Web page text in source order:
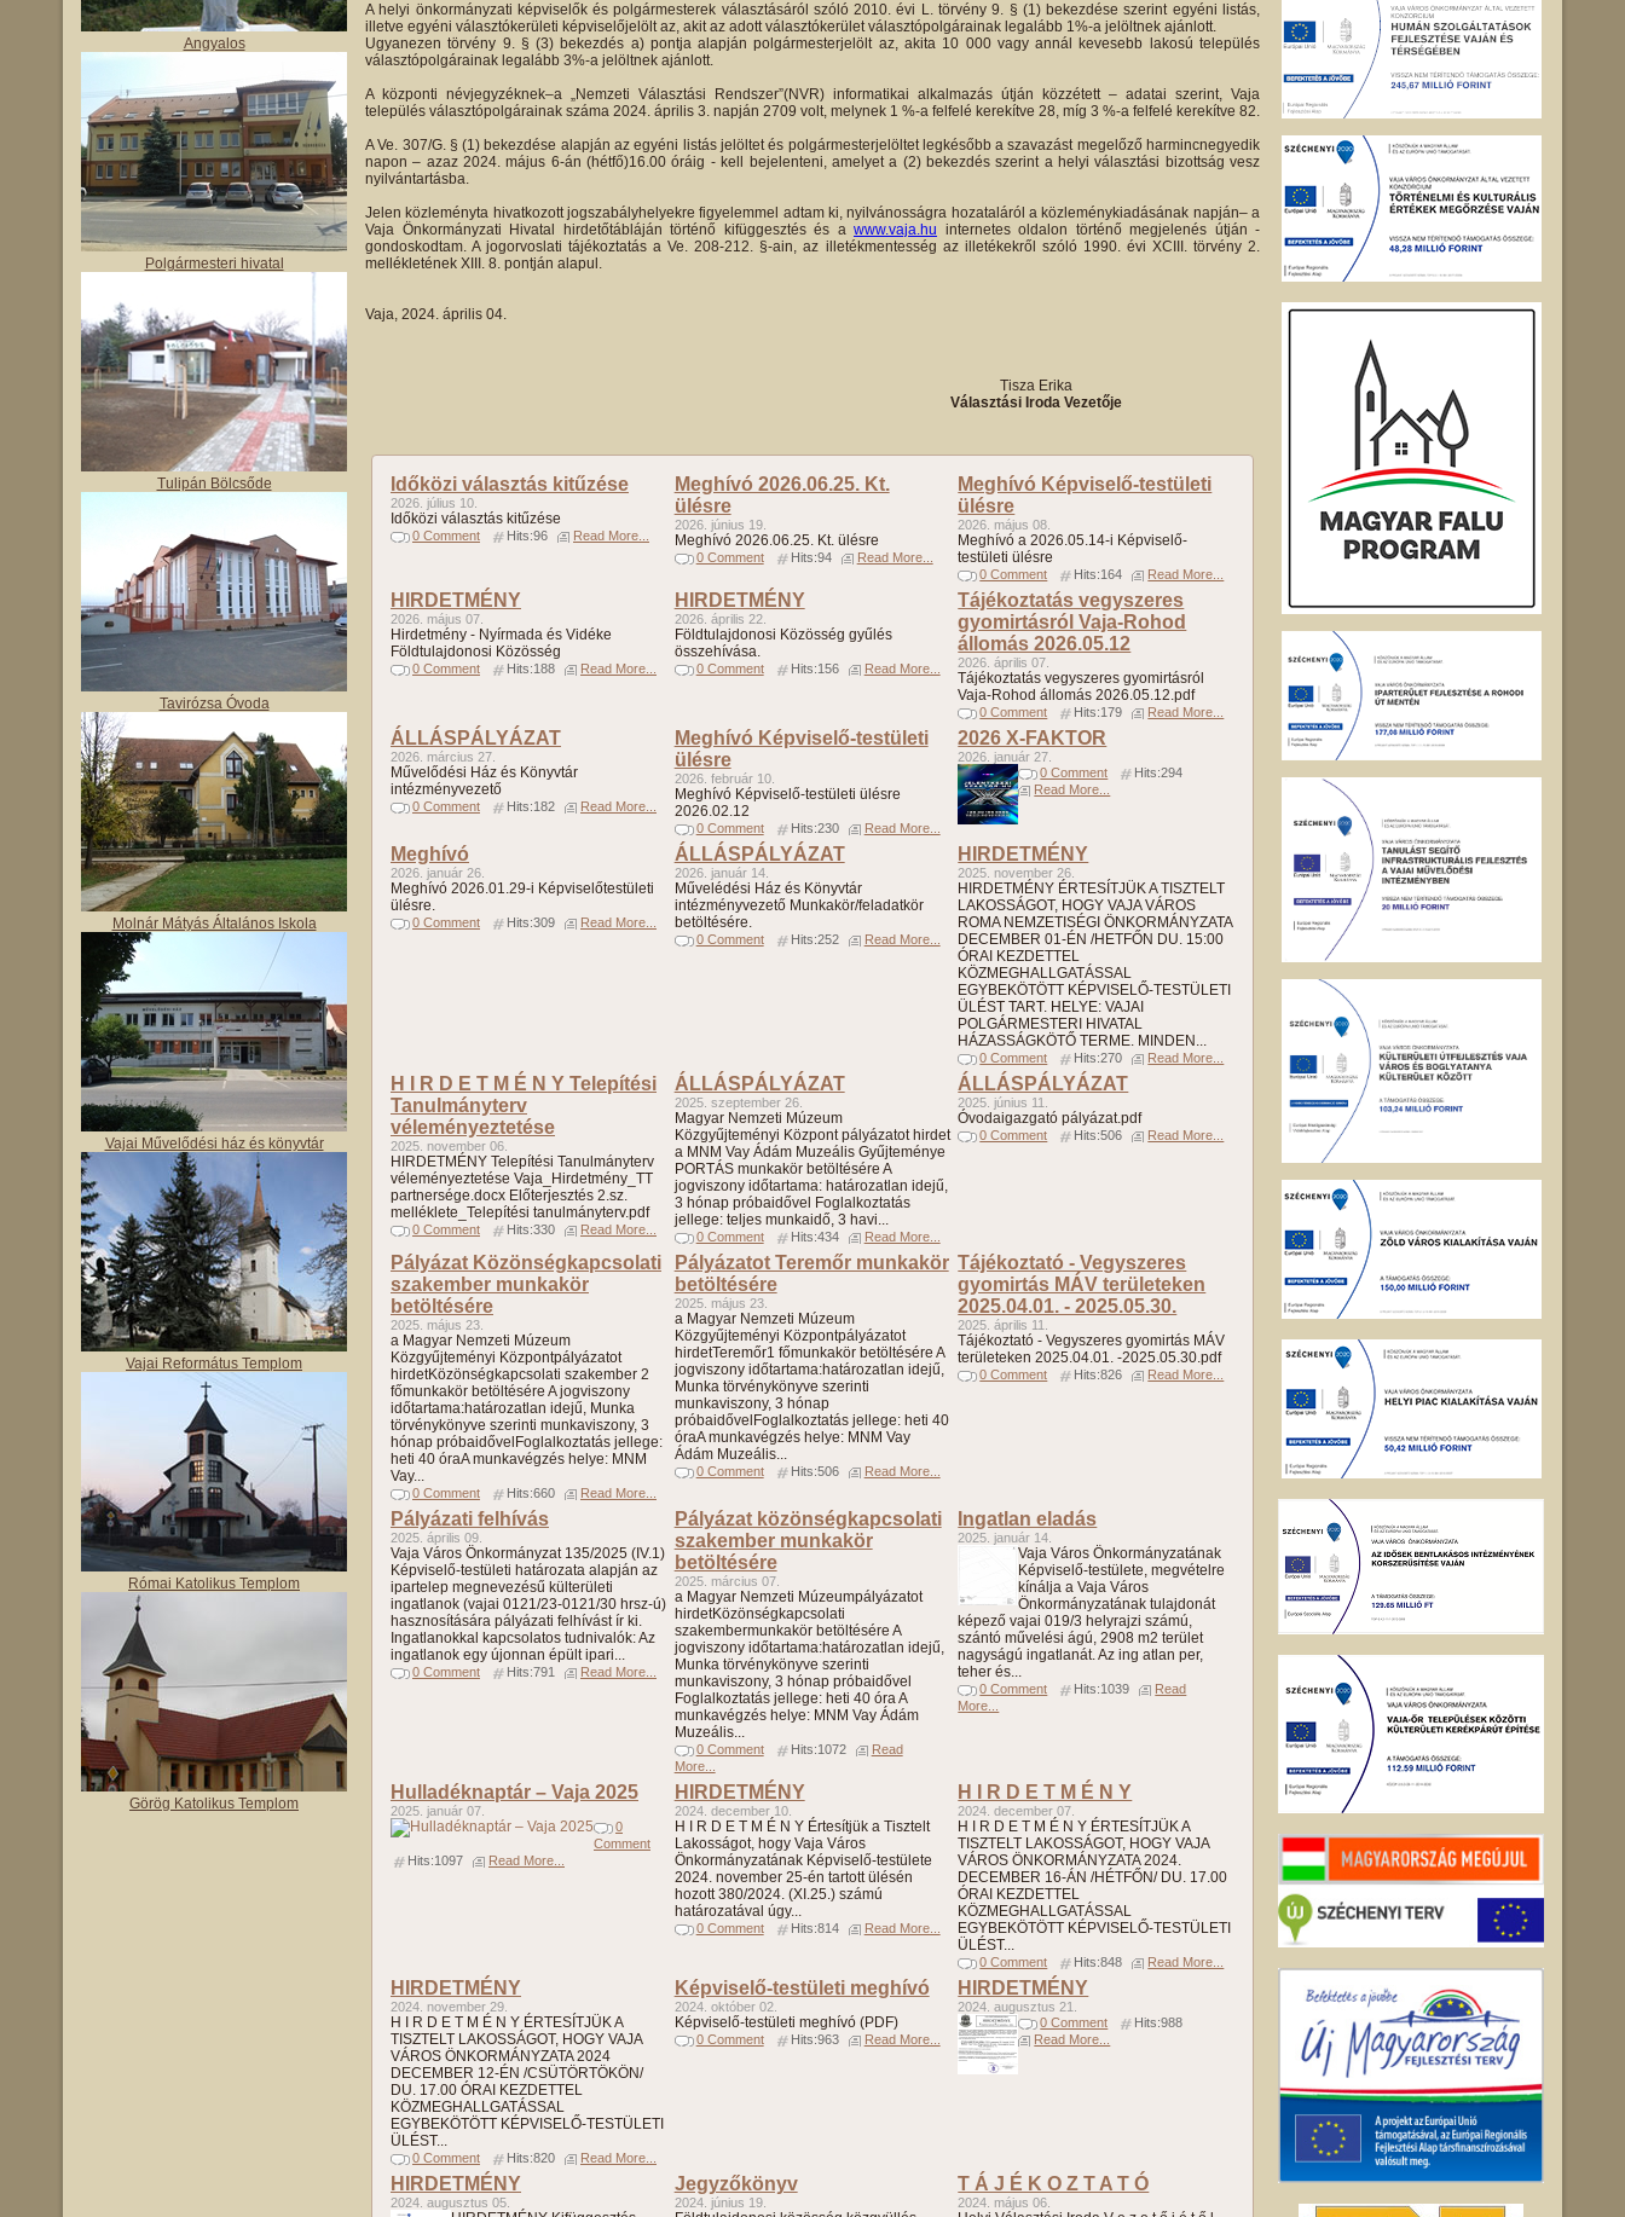
Angyalos
Polgármesteri hivatal
Tulipán Bölcsőde
Tavirózsa Óvoda
Molnár Mátyás Általános Iskola
Vajai Művelődési ház és könyvtár
Vajai Református Templom
Római Katolikus Templom
Görög Katolikus Templom
A helyi önkormányzati képviselők és polgármesterek választásáról szóló 2010. évi L. törvény 9. § (1) bekezdése szerint egyéni listás,
illetve egyéni választókerületi képviselőjelölt az, akit az adott választókerület választópolgárainak legalább 1%-a jelöltnek ajánlott.
Ugyanezen törvény 9. § (3) bekezdés a) pontja alapján polgármesterjelölt az, akita 10 000 vagy annál kevesebb lakosú település
választópolgárainak legalább 3%-a jelöltnek ajánlott.
A központi névjegyzéknek–a „Nemzeti Választási Rendszer”(NVR) informatikai alkalmazás útján közzétett – adatai szerint, Vaja
település választópolgárainak száma 2024. április 3. napján 2709 volt, melynek 1 %-a felfelé kerekítve 28, míg 3 %-a felfelé kerekítve 82.
A Ve. 307/G. § (1) bekezdése alapján az egyéni listás jelöltet és polgármesterjelöltet legkésőbb a szavazást megelőző harmincnegyedik
napon – azaz 2024. május 6-án (hétfő)16.00 óráig - kell bejelenteni, amelyet a (2) bekezdés szerint a helyi választási bizottság vesz
nyilvántartásba.
Jelen közleményta hivatkozott jogszabályhelyekre figyelemmel adtam ki, nyilvánosságra hozataláról a közleménykiadásának napján– a
Vaja Önkormányzati Hivatal hirdetőtábláján történő kifüggesztés és a www.vaja.hu internetes oldalon történő megjelenés útján -
gondoskodtam. A jogorvoslati tájékoztatás a Ve. 208-212. §-ain, az illetékmentesség az illetékekről szóló 1990. évi XCIII. törvény 2.
mellékletének XIII. 8. pontján alapul.
Vaja, 2024. április 04.
Tisza Erika
Választási Iroda Vezetője
Időközi választás kitűzése
2026. július 10.
Időközi választás kitűzése
0 Comment Hits:96 Read More...
Meghívó 2026.06.25. Kt.
ülésre
2026. június 19.
Meghívó 2026.06.25. Kt. ülésre
0 Comment Hits:94 Read More...
Meghívó Képviselő-testületi
ülésre
2026. május 08.
Meghívó a 2026.05.14-i Képviselő-
testületi ülésre
0 Comment Hits:164 Read More...
HIRDETMÉNY
2026. május 07.
Hirdetmény - Nyírmada és Vidéke
Földtulajdonosi Közösség
0 Comment Hits:188 Read More...
HIRDETMÉNY
2026. április 22.
Földtulajdonosi Közösség gyűlés
összehívása.
0 Comment Hits:156 Read More...
Tájékoztatás vegyszeres
gyomirtásról Vaja-Rohod
állomás 2026.05.12
2026. április 07.
Tájékoztatás vegyszeres gyomirtásról
Vaja-Rohod állomás 2026.05.12.pdf
0 Comment Hits:179 Read More...
ÁLLÁSPÁLYÁZAT
2026. március 27.
Művelődési Ház és Könyvtár
intézményvezető
0 Comment Hits:182 Read More...
Meghívó Képviselő-testületi
ülésre
2026. február 10.
Meghívó Képviselő-testületi ülésre
2026.02.12
0 Comment Hits:230 Read More...
2026 X-FAKTOR
2026. január 27.
0 Comment
Hits:294
Read More...
Meghívó
2026. január 26.
Meghívó 2026.01.29-i Képviselőtestületi
ülésre.
0 Comment Hits:309 Read More...
ÁLLÁSPÁLYÁZAT
2026. január 14.
Művelédési Ház és Könyvtár
intézményvezető Munkakör/feladatkör
betöltésére.
0 Comment Hits:252 Read More...
HIRDETMÉNY
2025. november 26.
HIRDETMÉNY ÉRTESÍTJÜK A TISZTELT
LAKOSSÁGOT, HOGY VAJA VÁROS
ROMA NEMZETISÉGI ÖNKORMÁNYZATA
DECEMBER 01-ÉN /HETFŐN DU. 15:00
ÓRAI KEZDETTEL
KÖZMEGHALLGATÁSSAL
EGYBEKÖTÖTT KÉPVISELŐ-TESTÜLETI
ÜLÉST TART. HELYE: VAJAI
POLGÁRMESTERI HIVATAL
HÁZASSÁGKÖTŐ TERME. MINDEN...
0 Comment Hits:270 Read More...
H I R D E T M É N Y Telepítési
Tanulmányterv
véleményeztetése
2025. november 06.
HIRDETMÉNY Telepítési Tanulmányterv
véleményeztetése Vaja_Hirdetmény_TT
partnersége.docx Előterjesztés 2.sz.
melléklete_Telepítési tanulmányterv.pdf
0 Comment Hits:330 Read More...
ÁLLÁSPÁLYÁZAT
2025. szeptember 26.
Magyar Nemzeti Múzeum
Közgyűjteményi Központ pályázatot hirdet
a MNM Vay Ádám Muzeális Gyűjteménye
PORTÁS munkakör betöltésére A
jogviszony időtartama: határozatlan idejű,
3 hónap próbaidővel Foglalkoztatás
jellege: teljes munkaidő, 3 havi...
0 Comment Hits:434 Read More...
ÁLLÁSPÁLYÁZAT
2025. június 11.
Óvodaigazgató pályázat.pdf
0 Comment Hits:506 Read More...
Pályázat Közönségkapcsolati
szakember munkakör
betöltésére
2025. május 23.
a Magyar Nemzeti Múzeum
Közgyűjteményi Központpályázatot
hirdetKözönségkapcsolati szakember 2
főmunkakör betöltésére A jogviszony
időtartama:határozatlan idejű, Munka
törvénykönyve szerinti munkaviszony, 3
hónap próbaidővelFoglalkoztatás jellege:
heti 40 óraA munkavégzés helye: MNM
Vay...
0 Comment Hits:660 Read More...
Pályázatot Teremőr munkakör
betöltésére
2025. május 23.
a Magyar Nemzeti Múzeum
Közgyűjteményi Központpályázatot
hirdetTeremőr1 főmunkakör betöltésére A
jogviszony időtartama:határozatlan idejű,
Munka törvénykönyve szerinti
munkaviszony, 3 hónap
próbaidővelFoglalkoztatás jellege: heti 40
óraA munkavégzés helye: MNM Vay
Ádám Muzeális...
0 Comment Hits:506 Read More...
Tájékoztató - Vegyszeres
gyomirtás MÁV területeken
2025.04.01. - 2025.05.30.
2025. április 11.
Tájékoztató - Vegyszeres gyomirtás MÁV
területeken 2025.04.01. -2025.05.30.pdf
0 Comment Hits:826 Read More...
Pályázati felhívás
2025. április 09.
Vaja Város Önkormányzat 135/2025 (IV.1)
Képviselő-testületi határozata alapján az
ipartelep megnevezésű külterületi
ingatlanok (vajai 0121/23-0121/30 hrsz-ú)
hasznosítására pályázati felhívást ír ki.
Ingatlanokkal kapcsolatos tudnivalók: Az
ingatlanok egy újonnan épült ipari...
0 Comment Hits:791 Read More...
Pályázat közönségkapcsolati
szakember munkakör
betöltésére
2025. március 07.
a Magyar Nemzeti Múzeumpályázatot
hirdetKözönségkapcsolati
szakembermunkakör betöltésére A
jogviszony időtartama:határozatlan idejű,
Munka törvénykönyve szerinti
munkaviszony, 3 hónap próbaidővel
Foglalkoztatás jellege: heti 40 óra A
munkavégzés helye: MNM Vay Ádám
Muzeális...
0 Comment Hits:1072
Read
More...
Ingatlan eladás
2025. január 14.
Vaja Város Önkormányzatának
Képviselő-testülete, megvételre
kínálja a Vaja Város
Önkormányzatának tulajdonát
képező vajai 019/3 helyrajzi számú,
szántó művelési ágú, 2908 m2 terület
nagyságú ingatlanát. Az ing atlan per,
teher és...
0 Comment Hits:1039
Read
More...
Hulladéknaptár – Vaja 2025
2025. január 07.
0
Comment
Hits:1097
Read More...
HIRDETMÉNY
2024. december 10.
H I R D E T M É N Y Értesítjük a Tisztelt
Lakosságot, hogy Vaja Város
Önkormányzatának Képviselő-testülete
2024. november 25-én tartott ülésén
hozott 380/2024. (XI.25.) számú
határozatával úgy...
0 Comment Hits:814 Read More...
H I R D E T M É N Y
2024. december 07.
H I R D E T M É N Y ÉRTESÍTJÜK A
TISZTELT LAKOSSÁGOT, HOGY VAJA
VÁROS ÖNKORMÁNYZATA 2024.
DECEMBER 16-ÁN /HÉTFŐN/ DU. 17.00
ÓRAI KEZDETTEL
KÖZMEGHALLGATÁSSAL
EGYBEKÖTÖTT KÉPVISELŐ-TESTÜLETI
ÜLÉST...
0 Comment Hits:848 Read More...
HIRDETMÉNY
2024. november 29.
H I R D E T M É N Y ÉRTESÍTJÜK A
TISZTELT LAKOSSÁGOT, HOGY VAJA
VÁROS ÖNKORMÁNYZATA 2024
DECEMBER 12-ÉN /CSÜTÖRTÖKÖN/
DU. 17.00 ÓRAI KEZDETTEL
KÖZMEGHALLGATÁSSAL
EGYBEKÖTÖTT KÉPVISELŐ-TESTÜLETI
ÜLÉST...
0 Comment Hits:820 Read More...
Képviselő-testületi meghívó
2024. október 02.
Képviselő-testületi meghívó (PDF)
0 Comment Hits:963 Read More...
HIRDETMÉNY
2024. augusztus 21.
0 Comment
Hits:988
Read More...
HIRDETMÉNY
2024. augusztus 05.
Jegyzőkönyv
2024. június 19.
T Á J É K O Z T A T Ó
2024. május 06.